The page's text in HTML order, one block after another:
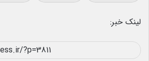
لینک خبر: